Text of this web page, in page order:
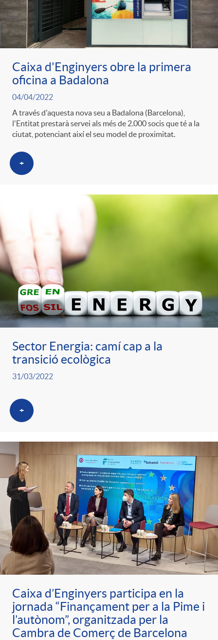
Caixa d'Enginyers obre la primera
oficina a Badalona
04/04/2022
A través d'aquesta nova seu a Badalona (Barcelona),
l'Entitat prestarà servei als més de 2.000 socis que té a la
ciutat, potenciant així el seu model de proximitat.
+
Sector Energia: camí cap a la
transició ecològica
31/03/2022
+
Caixa d’Enginyers participa en la
jornada “Finançament per a la Pime i
l’autònom”, organitzada per la
Cambra de Comerç de Barcelona